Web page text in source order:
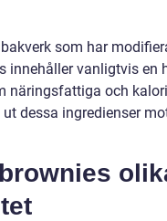
som har
innehåller vanligtvis en
näringsfattiga och
dessa ingredienser